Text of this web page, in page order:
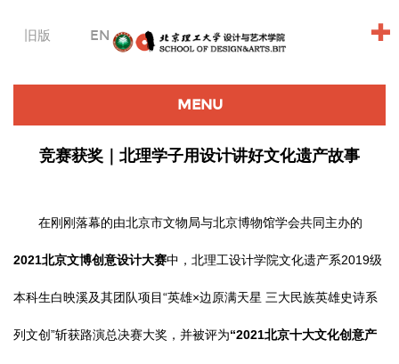
旧版 EN +
MENU
竞赛获奖｜北理学子用设计讲好文化遗产故事
在刚刚落幕的由北京市文物局与北京博物馆学会共同主办的
2021北京文博创意设计大赛中，北理工设计学院文化遗产系2019级
本科生白映溪及其团队项目“英雄×边原满天星 三大民族英雄史诗系
列文创”斩获路演总决赛大奖，并被评为“2021北京十大文化创意产